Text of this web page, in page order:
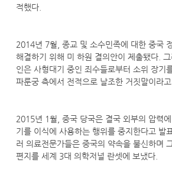
적했다.
2014년 7월, 종교 및 소수민족에 대한 중국
해결하기 위해 미 하원 결의안이 제출됐다.
인은 사형대기 중인 죄수들로부터 소위 장기
파룬궁 측에서 전적으로 날조한 거짓말이라고
2015년 1월, 중국 당국은 결국 외부의 압력
기를 이식에 사용하는 행위를 중지한다고 발
러 의료전문가들은 중국의 약속을 불신하며
편지를 세계 3대 의학저널 란셋에 보냈다.